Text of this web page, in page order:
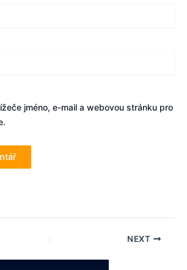
jméno, e-mail a webovou stránku pro
NEXT